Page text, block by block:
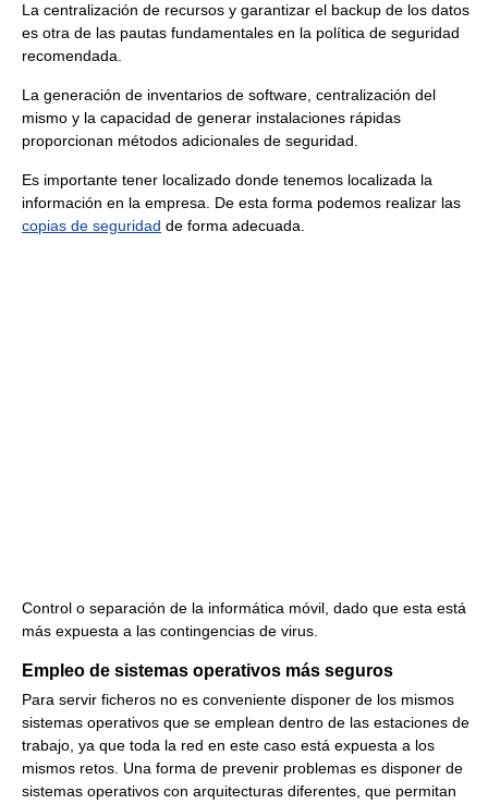
La centralización de recursos y garantizar el backup de los datos
es otra de las pautas fundamentales en la política de seguridad
recomendada.
La generación de inventarios de software, centralización del
mismo y la capacidad de generar instalaciones rápidas
proporcionan métodos adicionales de seguridad.
Es importante tener localizado donde tenemos localizada la
información en la empresa. De esta forma podemos realizar las
copias de seguridad de forma adecuada.
Control o separación de la informática móvil, dado que esta está
más expuesta a las contingencias de virus.
Empleo de sistemas operativos más seguros
Para servir ficheros no es conveniente disponer de los mismos
sistemas operativos que se emplean dentro de las estaciones de
trabajo, ya que toda la red en este caso está expuesta a los
mismos retos. Una forma de prevenir problemas es disponer de
sistemas operativos con arquitecturas diferentes, que permitan